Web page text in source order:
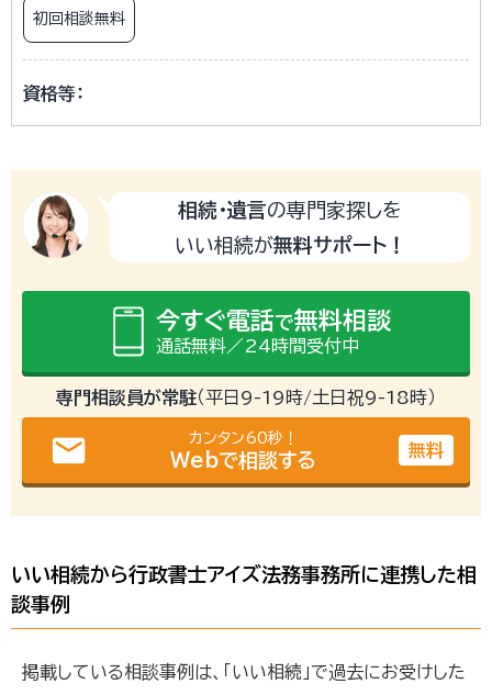
初回相談無料
資格等：
相続・遺言の専門家探しを
いい相続が無料サポート！
今すぐ電話で無料相談
通話無料／24時間受付中
専門相談員が常駐（平日9-19時/土日祝9-18時）
email カンタン60秒！
Webで相談する 無料
いい相続から行政書士アイズ法務事務所に連携した相
談事例
掲載している相談事例は、「いい相続」で過去にお受けした